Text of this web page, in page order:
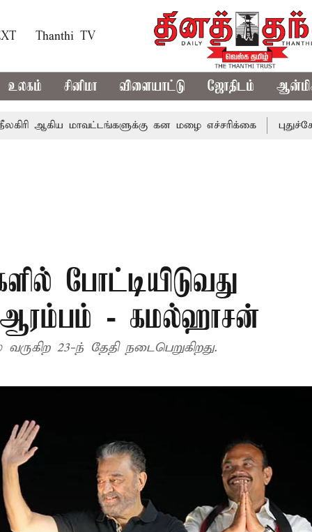
Thanthi TV
உலகம் சினிமா விளையாட்டு ஜோதிடம்
மாவட்டங்களுக்கு கன மழை எச்சரிக்கை புதுச்சேரி
போட்டியிடுவது
- கமல்ஹாசன்
23-ந் தேதி நடைபெறுகிறது.